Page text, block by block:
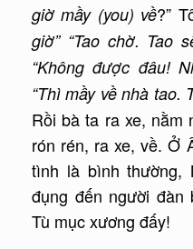
giờ mầy (you) về?”
giờ” “Tao chờ. Tao
“Không được đâu!
“Thì mầy về nhà tao.
Rồi bà ta ra xe, nằm
rón rén, ra xe, về. Ở
tình là bình thường,
đụng đến người đàn
Tù mục xương đấy!